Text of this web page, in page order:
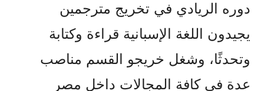
دوره الريادي في تخريج مترجمين
يجيدون اللغة الإسبانية قراءة وكتابة
وتحدثًا، وشغل خريجو القسم مناصب
عدة في كافة المجالات داخل مصر